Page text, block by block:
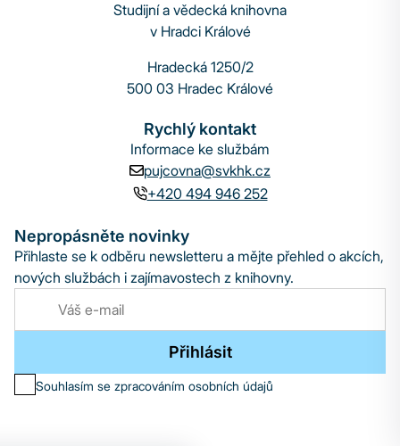
Studijní a vědecká knihovna
v Hradci Králové
Hradecká 1250/2
500 03 Hradec Králové
Rychlý kontakt
Informace ke službám
pujcovna@svkhk.cz
+420 494 946 252
Nepropásněte novinky
Přihlaste se k odběru newsletteru a mějte přehled o akcích,
nových službách i zajímavostech z knihovny.
Přihlásit
Souhlasím se zpracováním osobních údajů